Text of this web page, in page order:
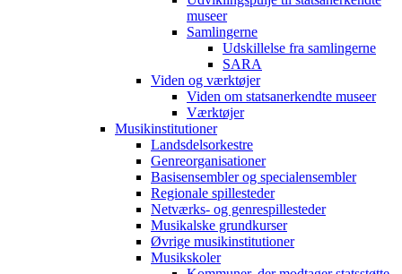
museer
Samlingerne
Udskillelse fra samlingerne
SARA
Viden og værktøjer
Viden om statsanerkendte museer
Værktøjer
Musikinstitutioner
Landsdelsorkestre
Genreorganisationer
Basisensembler og specialensembler
Regionale spillesteder
Netværks- og genrespillesteder
Musikalske grundkurser
Øvrige musikinstitutioner
Musikskoler